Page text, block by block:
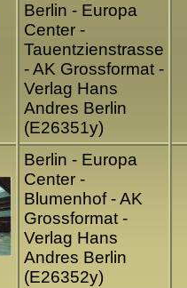
Berlin - Europa
Center -
Tauentzienstrasse
- AK Grossformat -
Verlag Hans
Andres Berlin
(E26351y)
Berlin - Europa
Center -
Blumenhof - AK
Grossformat -
Verlag Hans
Andres Berlin
(E26352y)